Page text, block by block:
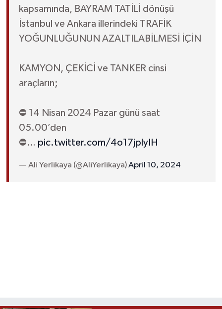
kapsamında, BAYRAM TATİLİ dönüşü
İstanbul ve Ankara illerindeki TRAFİK
YOĞUNLUĞUNUN AZALTILABİLMESİ İÇİN
KAMYON, ÇEKİCİ ve TANKER cinsi
araçların;
⛔️ 14 Nisan 2024 Pazar günü saat
05.00’den
⛔️… pic.twitter.com/4o17jplyIH
— Ali Yerlikaya (@AliYerlikaya)April 10, 2024